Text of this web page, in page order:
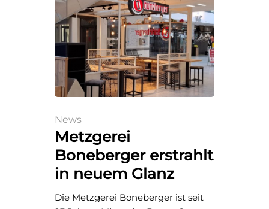
News
Metzgerei
Boneberger erstrahlt
in neuem Glanz
Die Metzgerei Boneberger ist seit